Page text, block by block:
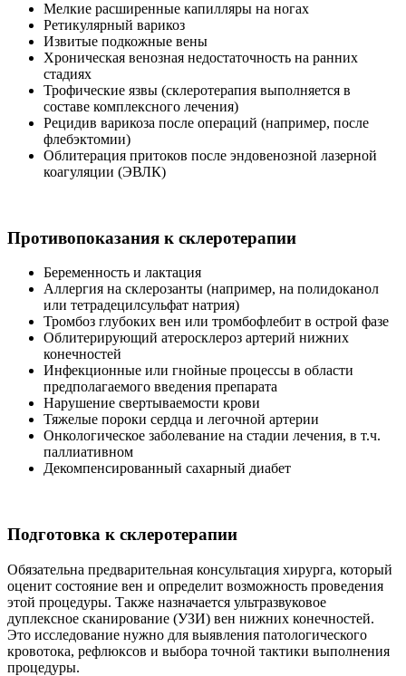
Мелкие расширенные капилляры на ногах
Ретикулярный варикоз
Извитые подкожные вены
Хроническая венозная недостаточность на ранних
стадиях
Трофические язвы (склеротерапия выполняется в
составе комплексного лечения)
Рецидив варикоза после операций (например, после
флебэктомии)
Облитерация притоков после эндовенозной лазерной
коагуляции (ЭВЛК)
Противопоказания к склеротерапии
Беременность и лактация
Аллергия на склерозанты (например, на полидоканол
или тетрадецилсульфат натрия)
Тромбоз глубоких вен или тромбофлебит в острой фазе
Облитерирующий атеросклероз артерий нижних
конечностей
Инфекционные или гнойные процессы в области
предполагаемого введения препарата
Нарушение свертываемости крови
Тяжелые пороки сердца и легочной артерии
Онкологическое заболевание на стадии лечения, в т.ч.
паллиативном
Декомпенсированный сахарный диабет
Подготовка к склеротерапии
Обязательна предварительная консультация хирурга, который
оценит состояние вен и определит возможность проведения
этой процедуры. Также назначается ультразвуковое
дуплексное сканирование (УЗИ) вен нижних конечностей.
Это исследование нужно для выявления патологического
кровотока, рефлюксов и выбора точной тактики выполнения
процедуры.